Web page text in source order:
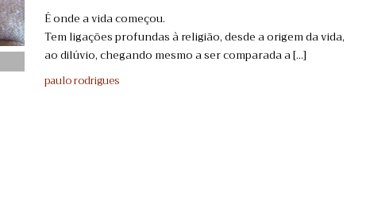
É onde a vida começou.
Tem ligações profundas à religião, desde a origem da vida,
ao dilúvio, chegando mesmo a ser comparada a [...]
paulo rodrigues